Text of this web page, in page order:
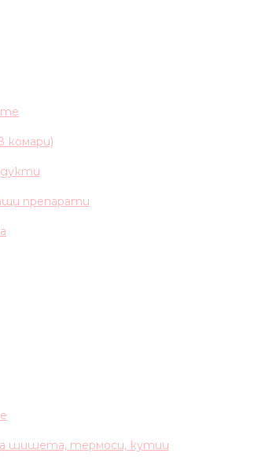
комари)
препарати
шишета, термоси, кутии